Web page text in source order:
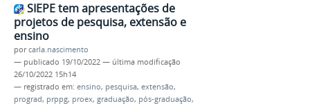
SIEPE tem apresentações de
projetos de pesquisa, extensão e
ensino
porcarla.nascimento
— publicado 19/10/2022 — última modificação
26/10/2022 15h14
— registrado em: ensino, pesquisa, extensão,
prograd, prppg, proex, graduação, pós-graduação,